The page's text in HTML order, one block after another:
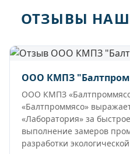
ОТЗЫВЫ
ООО КМПЗ
ООО КМПЗ
«Балтпроммясо»
«Лаборатория» за
выполнение замеров
разработки